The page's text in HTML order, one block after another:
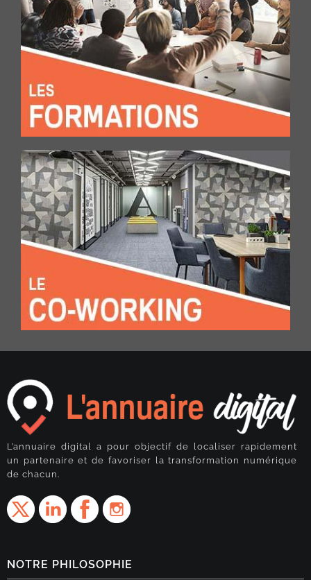
L’annuaire digital a pour objectif de localiser rapidement
un partenaire et de favoriser la transformation numérique
de chacun.
NOTRE PHILOSOPHIE